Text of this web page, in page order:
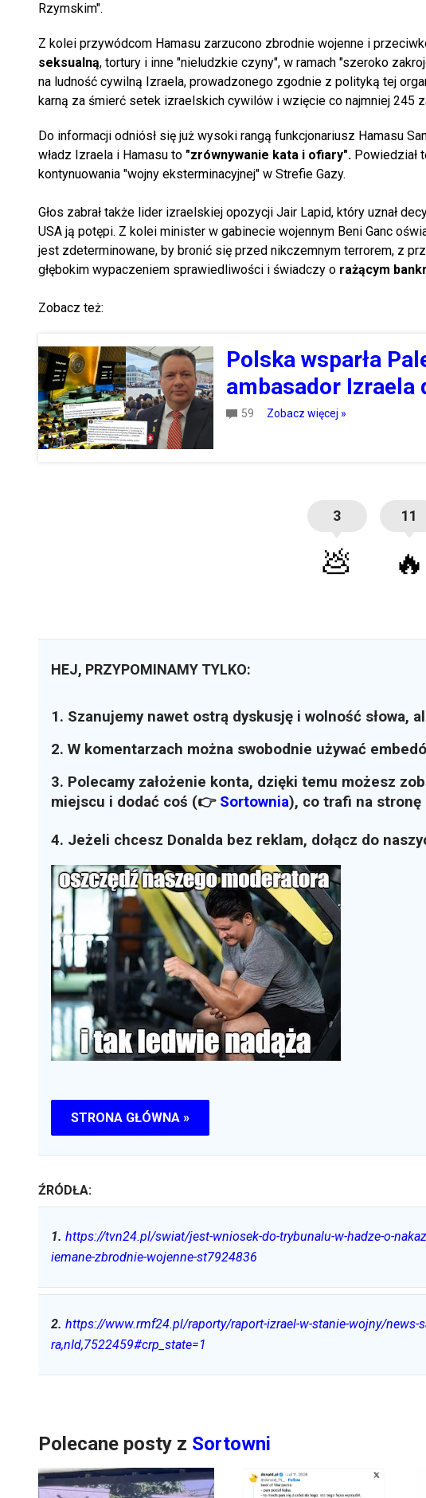
Rzymskim".
Z kolei przywódcom Hamasu zarzucono zbrodnie wojenne i
seksualną, tortury i inne "nieludzkie czyny", w ramach "szeroko
na ludność cywilną Izraela, prowadzonego zgodnie z polityką tej
karną za śmierć setek izraelskich cywilów i wzięcie co najmniej 245
Do informacji odniósł się już wysoki rangą funkcjonariusz Hamasu
władz Izraela i Hamasu to "zrównywanie kata i ofiary". Powiedział
kontynuowania "wojny eksterminacyjnej" w Strefie Gazy.
Głos zabrał także lider izraelskiej opozycji Jair Lapid, który uznał
USA ją potępi. Z kolei minister w gabinecie wojennym Beni Ganc
jest zdeterminowane, by bronić się przed nikczemnym terrorem, z
głębokim wypaczeniem sprawiedliwości i świadczy o rażącym
Zobacz też:
Polska wsparła
ambasador Izraela
59 Zobacz więcej »
3
💩
11
🔥
HEJ, PRZYPOMINAMY TYLKO:
1. Szanujemy nawet ostrą dyskusję i wolność słowa,
2. W komentarzach można swobodnie używać
3. Polecamy założenie konta, dzięki temu możesz
miejscu i dodać coś (👉 Sortownia), co trafi na stronę
4. Jeżeli chcesz Donalda bez reklam, dołącz do
STRONA GŁÓWNA »
ŹRÓDŁA:
1. https://tvn24.pl/swiat/jest-wniosek-do-trybunalu-w-hadze-o-
iemane-zbrodnie-wojenne-st7924836
2. https://www.rmf24.pl/raporty/raport-izrael-w-stanie-wojny/news-
ra,nId,7522459#crp_state=1
Polecane posty z Sortowni